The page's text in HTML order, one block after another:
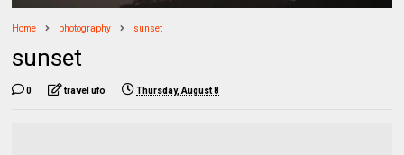
Home photography sunset
sunset
0 travel ufo Thursday, August 8